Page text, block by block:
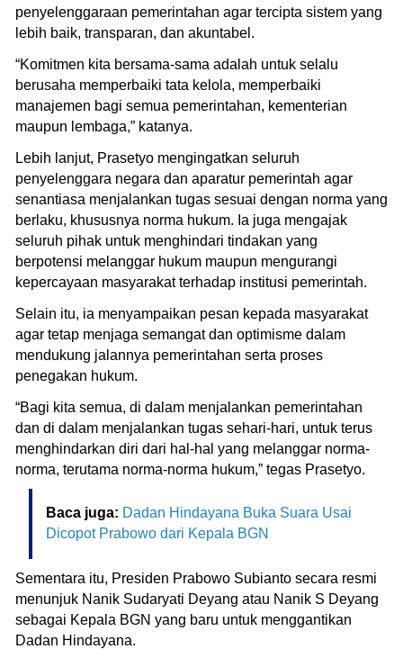
penyelenggaraan pemerintahan agar tercipta sistem yang
lebih baik, transparan, dan akuntabel.
“Komitmen kita bersama-sama adalah untuk selalu
berusaha memperbaiki tata kelola, memperbaiki
manajemen bagi semua pemerintahan, kementerian
maupun lembaga,” katanya.
Lebih lanjut, Prasetyo mengingatkan seluruh
penyelenggara negara dan aparatur pemerintah agar
senantiasa menjalankan tugas sesuai dengan norma yang
berlaku, khususnya norma hukum. Ia juga mengajak
seluruh pihak untuk menghindari tindakan yang
berpotensi melanggar hukum maupun mengurangi
kepercayaan masyarakat terhadap institusi pemerintah.
Selain itu, ia menyampaikan pesan kepada masyarakat
agar tetap menjaga semangat dan optimisme dalam
mendukung jalannya pemerintahan serta proses
penegakan hukum.
“Bagi kita semua, di dalam menjalankan pemerintahan
dan di dalam menjalankan tugas sehari-hari, untuk terus
menghindarkan diri dari hal-hal yang melanggar norma-
norma, terutama norma-norma hukum,” tegas Prasetyo.
Baca juga: Dadan Hindayana Buka Suara Usai
Dicopot Prabowo dari Kepala BGN
Sementara itu, Presiden Prabowo Subianto secara resmi
menunjuk Nanik Sudaryati Deyang atau Nanik S Deyang
sebagai Kepala BGN yang baru untuk menggantikan
Dadan Hindayana.